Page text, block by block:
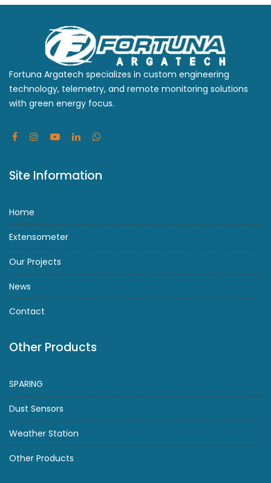
Fortuna Argatech specializes in custom engineering
technology, telemetry, and remote monitoring solutions
with green energy focus.
Site Information
Home
Extensometer
Our Projects
News
Contact
Other Products
SPARING
Dust Sensors
Weather Station
Other Products